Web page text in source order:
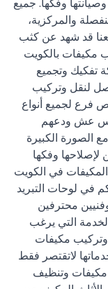
والمركزية،
قد شهد عن كثب
مكيفات بالكويت
تفكيك وتجميع
لنقل وتركيب
فرع لجميع أنواع
عش ودعهم
الصورة الكبيرة
لإصلاحها وفكها
في الكويت
في لوحات التبريد
محترفين
التي يرغب
وتركيب مكيفات
لاتقتصر فقط
وتنظيف